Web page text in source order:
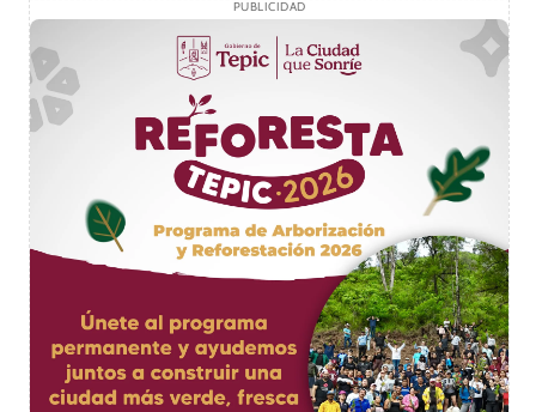
PUBLICIDAD